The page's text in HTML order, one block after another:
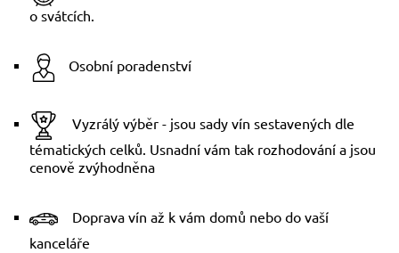
o svátcích.
Osobní poradenství
Vyzrálý výběr - jsou sady vín sestavených dle
tématických celků. Usnadní vám tak rozhodování a jsou
cenově zvýhodněna
Doprava vín až k vám domů nebo do vaší
kanceláře